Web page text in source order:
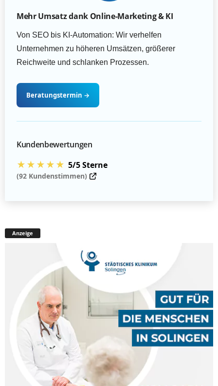
Mehr Umsatz dank Online-Marketing & KI
Von SEO bis KI-Automation: Wir verhelfen
Unternehmen zu höheren Umsätzen, größerer
Reichweite und schlanken Prozessen.
Beratungstermin →
Kundenbewertungen
★★★★★ 5/5 Sterne
(92 Kundenstimmen)
Anzeige